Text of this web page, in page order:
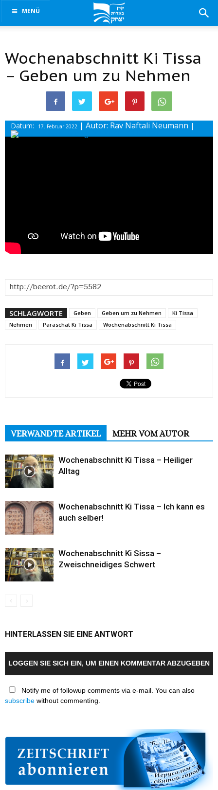
MENÜ
Wochenabschnitt Ki Tissa
– Geben um zu Nehmen
Datum: 17. Februar 2022 | Autor: Rav Naftali Neumann |
SCHLAGWORTE Geben Geben um zu Nehmen
Ki Tissa
Nehmen
Paraschat Ki Tissa Wochenabschnitt Ki Tissa
VERWANDTE ARTIKEL MEHR VOM AUTOR
Wochenabschnitt Ki Tissa – Heiliger
Alltag
Wochenabschnitt Ki Tissa – Ich kann es
auch selber!
Wochenabschnitt Ki Sissa –
Zweischneidiges Schwert
HINTERLASSEN SIE EINE ANTWORT
LOGGEN SIE SICH EIN, UM EINEN KOMMENTAR ABZUGEBEN
Notify me of followup comments via e-mail. You can also
subscribe without commenting.